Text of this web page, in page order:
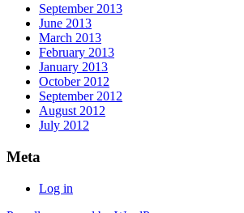
September 2013
June 2013
March 2013
February 2013
January 2013
October 2012
September 2012
August 2012
July 2012
Meta
Log in